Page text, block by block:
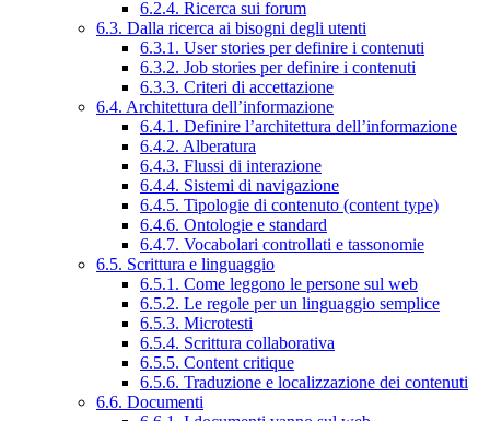
6.2.4. Ricerca sui forum
6.3. Dalla ricerca ai bisogni degli utenti
6.3.1. User stories per definire i contenuti
6.3.2. Job stories per definire i contenuti
6.3.3. Criteri di accettazione
6.4. Architettura dell’informazione
6.4.1. Definire l’architettura dell’informazione
6.4.2. Alberatura
6.4.3. Flussi di interazione
6.4.4. Sistemi di navigazione
6.4.5. Tipologie di contenuto (content type)
6.4.6. Ontologie e standard
6.4.7. Vocabolari controllati e tassonomie
6.5. Scrittura e linguaggio
6.5.1. Come leggono le persone sul web
6.5.2. Le regole per un linguaggio semplice
6.5.3. Microtesti
6.5.4. Scrittura collaborativa
6.5.5. Content critique
6.5.6. Traduzione e localizzazione dei contenuti
6.6. Documenti